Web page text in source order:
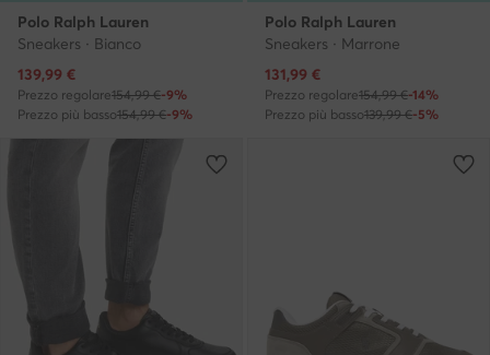
Polo Ralph Lauren
Sneakers · Bianco
Prezzo attuale
139,99 €
Prezzo regolare154,99 €-9%
Prezzo più basso154,99 €-9%
Polo Ralph Lauren
Sneakers · Marrone
Prezzo attuale
131,99 €
Prezzo regolare154,99 €-14%
Prezzo più basso139,99 €-5%